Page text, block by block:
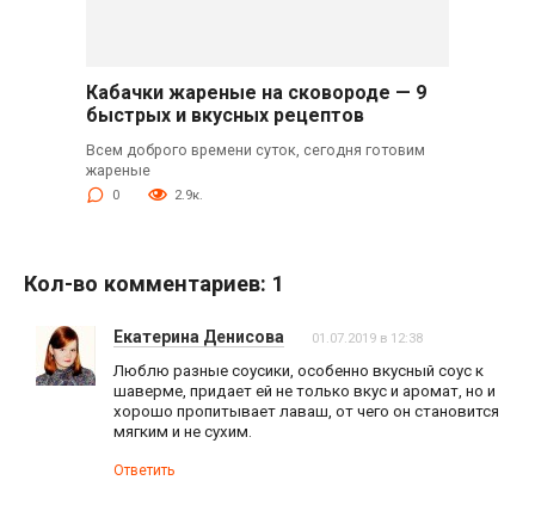
Кабачки жареные на сковороде — 9
быстрых и вкусных рецептов
Всем доброго времени суток, сегодня готовим
жареные
0 2.9к.
Кол-во комментариев: 1
Екатерина Денисова 01.07.2019 в 12:38
Люблю разные соусики, особенно вкусный соус к
шаверме, придает ей не только вкус и аромат, но и
хорошо пропитывает лаваш, от чего он становится
мягким и не сухим.
Ответить